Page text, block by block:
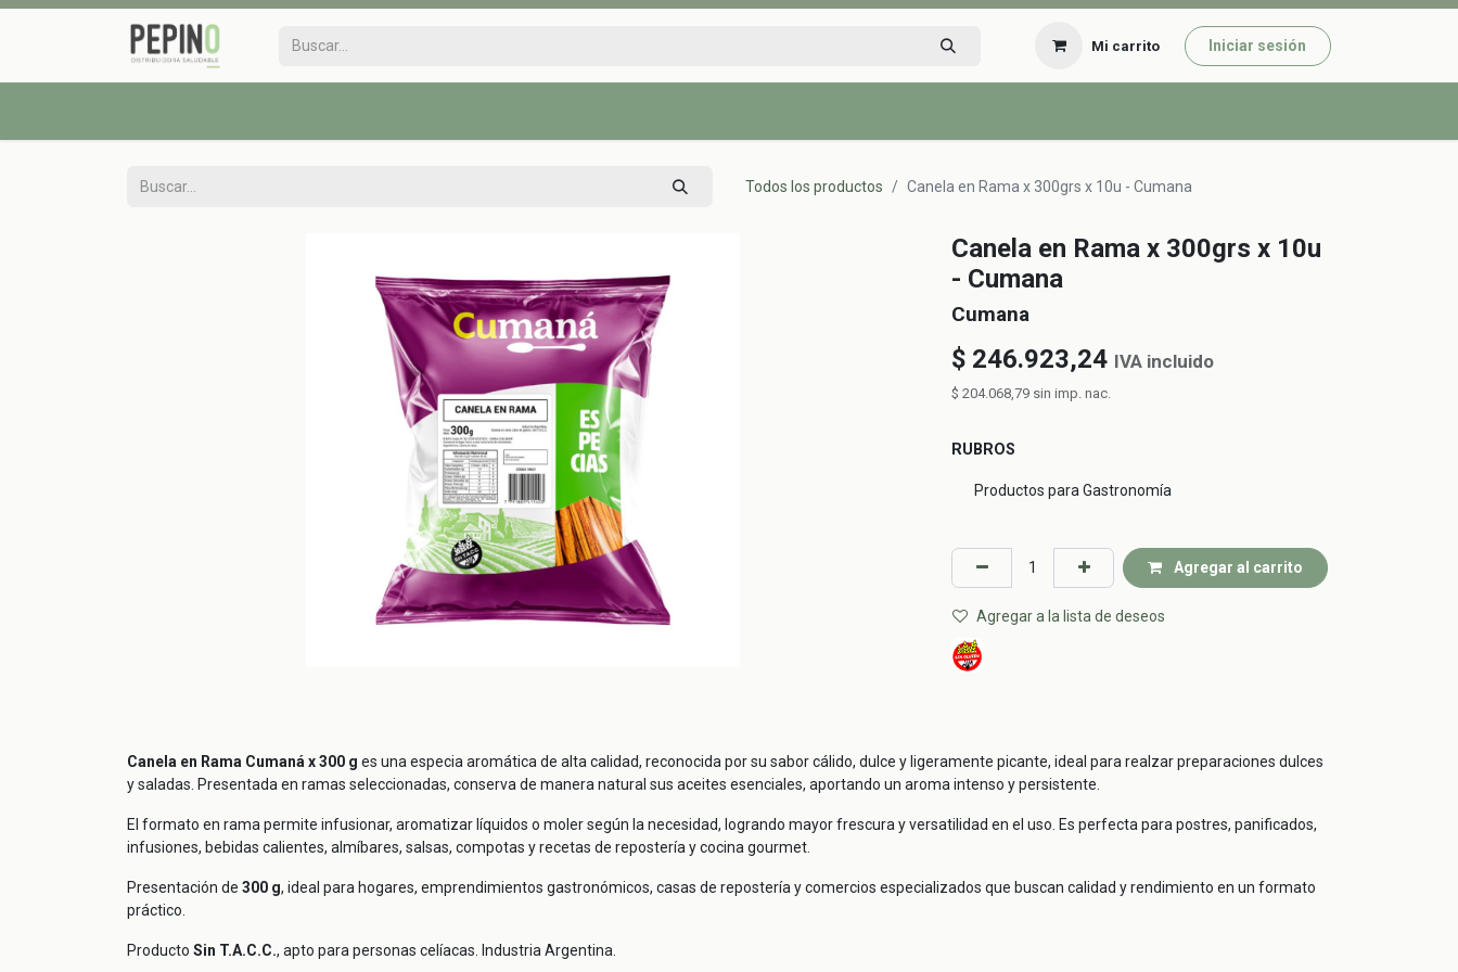
Mi carrito Iniciar sesión
Todos los productos Canela en Rama x 300grs x 10u - Cumana
Canela en Rama x 300grs x 10u
- Cumana
Cumana
$ 246.923,24 IVA incluido
$ 204.068,79 sin imp. nac.
RUBROS
Productos para Gastronomía
Agregar al carrito
Agregar a la lista de deseos
Canela en Rama Cumaná x 300 g es una especia aromática de alta calidad, reconocida por su sabor cálido, dulce y ligeramente picante, ideal para realzar preparaciones dulces
y saladas. Presentada en ramas seleccionadas, conserva de manera natural sus aceites esenciales, aportando un aroma intenso y persistente.
El formato en rama permite infusionar, aromatizar líquidos o moler según la necesidad, logrando mayor frescura y versatilidad en el uso. Es perfecta para postres, panificados,
infusiones, bebidas calientes, almíbares, salsas, compotas y recetas de repostería y cocina gourmet.
Presentación de 300 g, ideal para hogares, emprendimientos gastronómicos, casas de repostería y comercios especializados que buscan calidad y rendimiento en un formato
práctico.
Producto Sin T.A.C.C., apto para personas celíacas. Industria Argentina.